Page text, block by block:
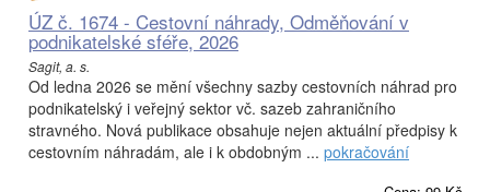
ÚZ č. 1674 - Cestovní náhrady, Odměňování v
podnikatelské sféře, 2026
Sagit, a. s.
Od ledna 2026 se mění všechny sazby cestovních náhrad pro
podnikatelský i veřejný sektor vč. sazeb zahraničního
stravného. Nová publikace obsahuje nejen aktuální předpisy k
cestovním náhradám, ale i k obdobným ... pokračování